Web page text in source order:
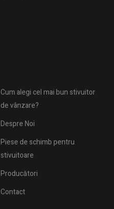
Cum alegi cel mai bun stivuitor
de vânzare?
Despre Noi
Piese de schimb pentru
stivuitoare
Producători
Contact